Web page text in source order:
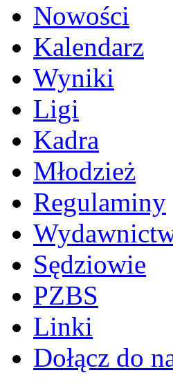
Nowości
Kalendarz
Wyniki
Ligi
Kadra
Młodzież
Regulaminy
Sędziowie
PZBS
Linki
Dołącz do